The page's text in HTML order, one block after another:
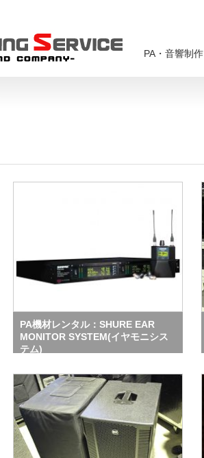
PA・音響制作
PA機材レンタル：SHURE EAR
MONITOR SYSTEM(イヤモニシス
テム)